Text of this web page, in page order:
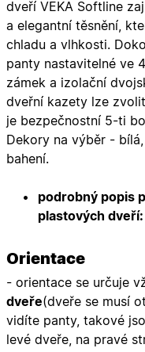
dveří VEKA Softline
a elegantní těsnění,
chladu a vlhkosti.
panty nastavitelné ve
zámek a izolační
dveřní kazety lze
je bezpečnostní 5-ti
Dekory na výběr -
bahení.
podrobný popis
plastových dveří:
Orientace
- orientace se určuje
dveře(dveře se musí
vidíte panty, takové
levé dveře, na pravé